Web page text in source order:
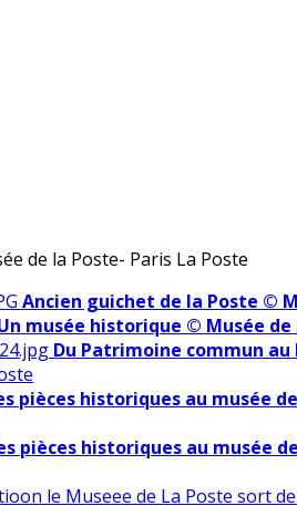
de la Poste- Paris La Poste
Ancien guichet de la Poste ©
musée historique © Musée de
Du Patrimoine commun au
pièces historiques au musée
pièces historiques au musée